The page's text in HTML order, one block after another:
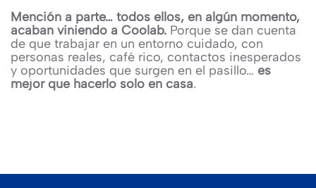
Mención a parte… todos ellos, en algún momento,
acaban viniendo a Coolab. Porque se dan cuenta
de que trabajar en un entorno cuidado, con
personas reales, café rico, contactos inesperados
y oportunidades que surgen en el pasillo… es
mejor que hacerlo solo en casa.